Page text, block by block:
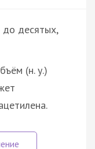
до десятых,
(н. у.)